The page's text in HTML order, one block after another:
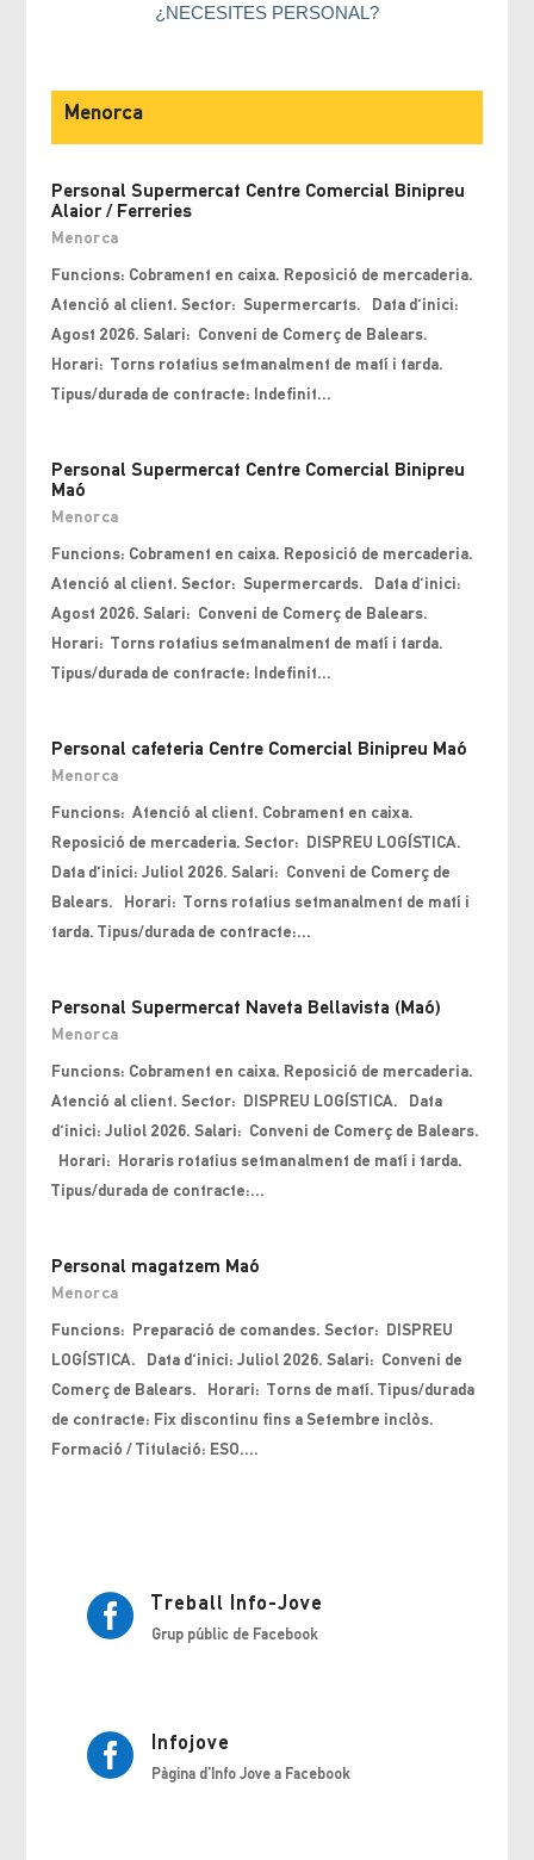
¿NECESITES PERSONAL?
Menorca
Personal Supermercat Centre Comercial Binipreu
Alaior / Ferreries
Menorca
Funcions: Cobrament en caixa. Reposició de mercaderia.
Atenció al client. Sector: Supermercarts. Data d'inici:
Agost 2026. Salari: Conveni de Comerç de Balears.
Horari: Torns rotatius setmanalment de matí i tarda.
Tipus/durada de contracte: Indefinit...
Personal Supermercat Centre Comercial Binipreu
Maó
Menorca
Funcions: Cobrament en caixa. Reposició de mercaderia.
Atenció al client. Sector: Supermercards. Data d'inici:
Agost 2026. Salari: Conveni de Comerç de Balears.
Horari: Torns rotatius setmanalment de matí i tarda.
Tipus/durada de contracte: Indefinit...
Personal cafeteria Centre Comercial Binipreu Maó
Menorca
Funcions: Atenció al client. Cobrament en caixa.
Reposició de mercaderia. Sector: DISPREU LOGÍSTICA.
Data d'inici: Juliol 2026. Salari: Conveni de Comerç de
Balears. Horari: Torns rotatius setmanalment de matí i
tarda. Tipus/durada de contracte:...
Personal Supermercat Naveta Bellavista (Maó)
Menorca
Funcions: Cobrament en caixa. Reposició de mercaderia.
Atenció al client. Sector: DISPREU LOGÍSTICA. Data
d'inici: Juliol 2026. Salari: Conveni de Comerç de Balears.
Horari: Horaris rotatius setmanalment de matí i tarda.
Tipus/durada de contracte:...
Personal magatzem Maó
Menorca
Funcions: Preparació de comandes. Sector: DISPREU
LOGÍSTICA. Data d'inici: Juliol 2026. Salari: Conveni de
Comerç de Balears. Horari: Torns de matí. Tipus/durada
de contracte: Fix discontinu fins a Setembre inclòs.
Formació / Titulació: ESO....
 Treball Info-Jove
Grup públic de Facebook
 Infojove
Pàgina d’Info Jove a Facebook